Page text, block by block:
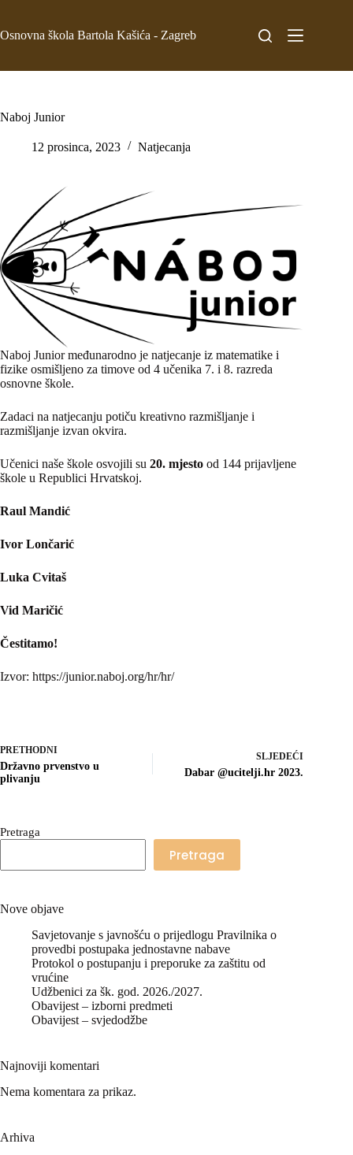
Osnovna škola Bartola Kašića - Zagreb
Naboj Junior
12 prosinca, 2023 Natjecanja
Naboj Junior međunarodno je natjecanje iz matematike i
fizike osmišljeno za timove od 4 učenika 7. i 8. razreda
osnovne škole.
Zadaci na natjecanju potiču kreativno razmišljanje i
razmišljanje izvan okvira.
Učenici naše škole osvojili su 20. mjesto od 144 prijavljene
škole u Republici Hrvatskoj.
Raul Mandić
Ivor Lončarić
Luka Cvitaš
Vid Maričić
Čestitamo!
Izvor: https://junior.naboj.org/hr/hr/
PRETHODNI
Državno prvenstvo u
plivanju
SLJEDEĆI
Dabar @ucitelji.hr 2023.
Pretraga
Pretraga
Nove objave
Savjetovanje s javnošću o prijedlogu Pravilnika o
provedbi postupaka jednostavne nabave
Protokol o postupanju i preporuke za zaštitu od
vrućine
Udžbenici za šk. god. 2026./2027.
Obavijest – izborni predmeti
Obavijest – svjedodžbe
Najnoviji komentari
Nema komentara za prikaz.
Arhiva